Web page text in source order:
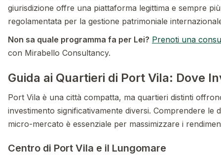
giurisdizione offre una piattaforma legittima e sempre
regolamentata per la gestione patrimoniale
Non sa quale programma fa per Lei? Prenoti una
con Mirabello Consultancy.
Guida ai Quartieri di Port Vila: Dove
Port Vila è una città compatta, ma quartieri distinti
investimento significativamente diversi. Comprendere le
micro-mercato è essenziale per massimizzare i
Centro di Port Vila e il Lungomare